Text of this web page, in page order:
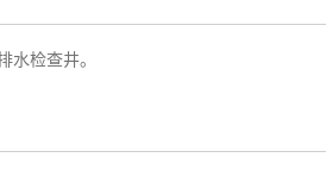
水检查井。